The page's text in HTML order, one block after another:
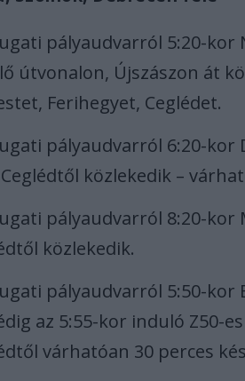
pályaudvarról 5:20-kor
útvonalon, Újszászon át
Ferihegyet, Ceglédet.
pályaudvarról 6:20-kor
közlekedik –
pályaudvarról 8:20-kor
közlekedik.
pályaudvarról 5:50-kor
az 5:55-kor induló Z50-
várhatóan 30 perces